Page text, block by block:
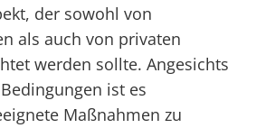
der sowohl von
als auch von privaten
werden sollte. Angesichts
ist es
Maßnahmen zu